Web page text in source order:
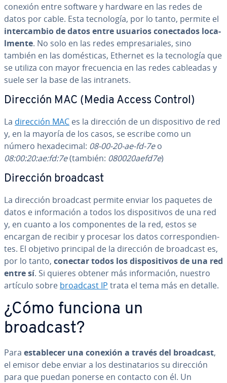
conexión entre software y hardware en las redes de
datos por cable. Esta te­c­no­lo­gía, por lo tanto, permite el
in­te­r­ca­m­bio de datos entre usuarios co­ne­c­ta­dos lo­ca­
l­me­n­te. No solo en las redes em­pre­sa­ria­les, sino
también en las do­mé­s­ti­cas, Ethernet es la te­c­no­lo­gía que
se utiliza con mayor fre­cue­n­cia en las redes cableadas y
suele ser la base de las intranets.
Dirección MAC (Media Access Control)
La dirección MAC es la dirección de un di­s­po­si­ti­vo de red
y, en la mayoría de los casos, se escribe como un
número he­xa­de­ci­mal: 08-00-20-ae-fd-7eo
08:00:20:ae:fd:7e(también: 080020aefd7e)
Dirección broadcast
La dirección broadcast permite enviar los paquetes de
datos e in­fo­r­ma­ción a todos los di­s­po­si­ti­vos de una red
y, en cuanto a los co­m­po­ne­n­tes de la red, estos se
encargan de recibir y procesar los datos co­rre­s­po­n­die­n­
tes. El objetivo principal de la dirección de broadcast es,
por lo tanto, conectar todos los di­s­po­si­ti­vos de una red
entre sí. Si quieres obtener más in­fo­r­ma­ción, nuestro
artículo sobre broadcast IP trata el tema más en detalle.
¿Cómo funciona un
broadcast?
Para es­ta­ble­cer una conexión a través del broadcast,
el emisor debe enviar a los de­s­ti­na­ta­rios su dirección
para que puedan ponerse en contacto con él. Un